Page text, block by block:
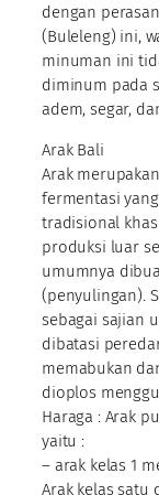
dengan
(Buleleng) ini,
minuman ini
diminum pada
adem, segar,
Arak Bali
Arak
fermentasi
tradisional
produksi luar
umumnya
(penyulingan).
sebagai sajian
dibatasi
memabukan
dioplos
Haraga : Arak
yaitu :
– arak kelas 1
Arak kelas satu